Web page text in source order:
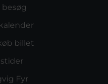
billet
Fyr